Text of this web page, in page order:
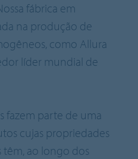
fábrica em
na produção de
como Allura
líder mundial de
fazem parte de uma
cujas propriedades
têm, ao longo dos